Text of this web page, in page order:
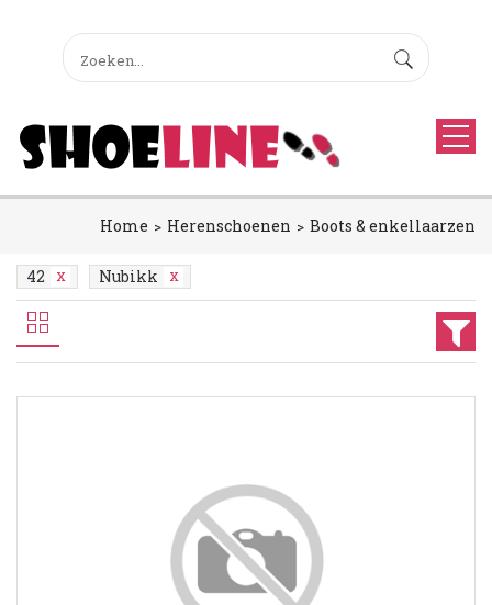
Home Herenschoenen Boots & enkellaarzen
42 Nubikk